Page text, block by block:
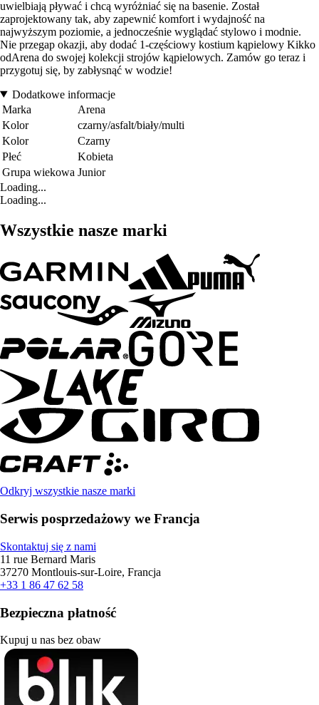
uwielbiają pływać i chcą wyróżniać się na basenie. Został
zaprojektowany tak, aby zapewnić komfort i wydajność na
najwyższym poziomie, a jednocześnie wyglądać stylowo i modnie.
Nie przegap okazji, aby dodać 1-częściowy kostium kąpielowy Kikko
odArena do swojej kolekcji strojów kąpielowych. Zamów go teraz i
przygotuj się, by zabłysnąć w wodzie!
Dodatkowe informacje
Marka
Arena
Kolor
czarny/asfalt/biały/multi
Kolor
Czarny
Płeć
Kobieta
Grupa wiekowa Junior
Loading...
Loading...
Wszystkie nasze marki
Odkryj wszystkie nasze marki
Serwis posprzedażowy we Francja
Skontaktuj się z nami
11 rue Bernard Maris
37270 Montlouis-sur-Loire, Francja
+33 1 86 47 62 58
Bezpieczna płatność
Kupuj u nas bez obaw